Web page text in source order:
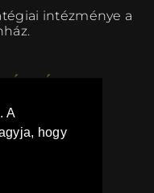
A
hogy
intézménye a